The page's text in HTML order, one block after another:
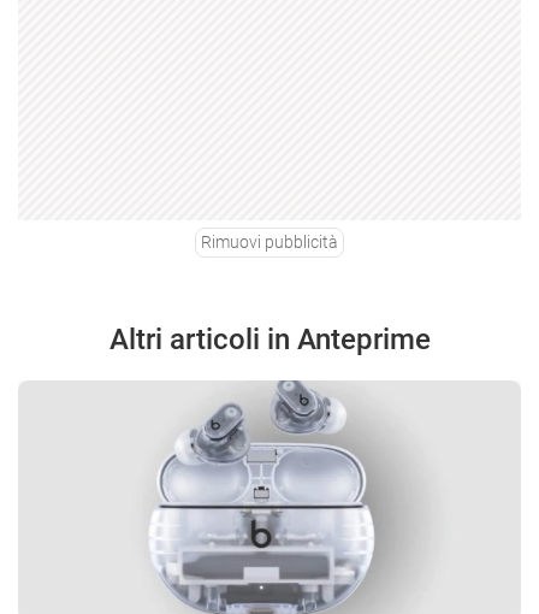
Rimuovi pubblicità
Altri articoli in Anteprime